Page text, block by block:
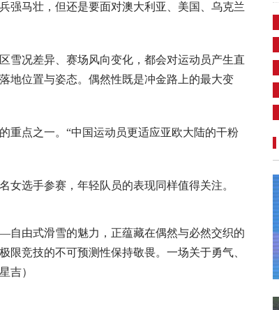
强马壮，但还是要面对澳大利亚、美国、乌克兰
况差异、赛场风向变化，都会对运动员产生直
地位置与姿态。偶然性既是冲金路上的最大变
点之一。“中国运动员更适应亚欧大陆的干粉
选手参赛，年轻队员的表现同样值得关注。
由式滑雪的魅力，正蕴藏在偶然与必然交织的
竞技的不可预测性保持敬畏。一场关于勇气、
吉）